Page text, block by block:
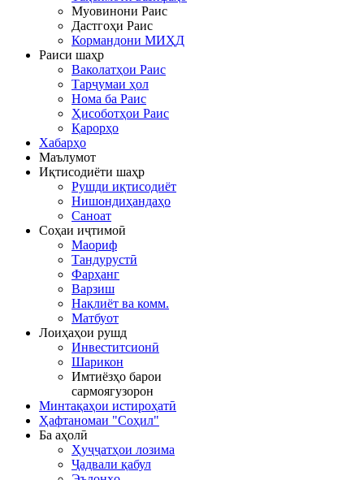
Муовинони Раис
Дастгоҳи Раис
Кормандони МИҲД
Раиси шаҳр
Ваколатҳои Раис
Тарҷумаи ҳол
Нома ба Раис
Ҳисоботҳои Раис
Қарорҳо
Хабарҳо
Маълумот
Иқтисодиёти шаҳр
Рушди иқтисодиёт
Нишондиҳандаҳо
Саноат
Соҳаи иҷтимоӣ
Маориф
Тандурустӣ
Фарҳанг
Варзиш
Нақлиёт ва комм.
Матбуот
Лоиҳаҳои рушд
Инвеститсионӣ
Шарикон
Имтиёзҳо барои
сармоягузорон
Минтақаҳои истироҳатӣ
Ҳафтаномаи "Соҳил"
Ба аҳолӣ
Ҳуҷҷатҳои лозима
Ҷадвали қабул